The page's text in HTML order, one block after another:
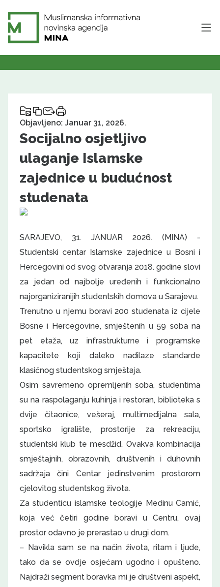
Objavljeno: Januar 31, 2026.
Socijalno osjetljivo
ulaganje Islamske
zajednice u budućnost
studenata
SARAJEVO, 31. JANUAR 2026. (MINA) -
Studentski centar Islamske zajednice u Bosni i
Hercegovini od svog otvaranja 2018. godine slovi
za jedan od najbolje uređenih i funkcionalno
najorganiziranijih studentskih domova u Sarajevu.
Trenutno u njemu boravi 200 studenata iz cijele
Bosne i Hercegovine, smještenih u 59 soba na
pet etaža, uz infrastrukturne i programske
kapacitete koji daleko nadilaze standarde
klasičnog studentskog smještaja.
Osim savremeno opremljenih soba, studentima
su na raspolaganju kuhinja i restoran, biblioteka s
dvije čitaonice, vešeraj, multimedijalna sala,
sportsko igralište, prostorije za rekreaciju,
studentski klub te mesdžid. Ovakva kombinacija
smještajnih, obrazovnih, društvenih i duhovnih
sadržaja čini Centar jedinstvenim prostorom
cjelovitog studentskog života.
Za studenticu islamske teologije Medinu Camić,
koja već četiri godine boravi u Centru, ovaj
prostor odavno je prerastao u drugi dom.
– Navikla sam se na način života, ritam i ljude,
tako da se ovdje osjećam ugodno i opušteno.
Najdraži segment boravka mi je društveni aspekt,